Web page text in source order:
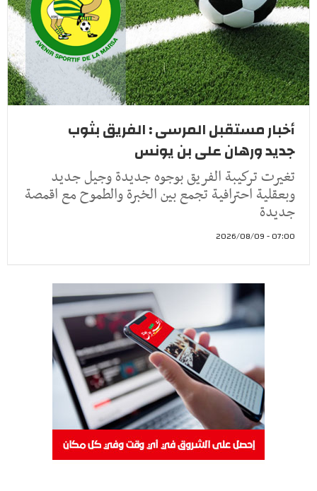
أخبار مستقبل المرسى : الفريق بثوب
جديد ورهان على بن يونس
تغيرت تركيبة الفريق بوجوه جديدة وجيل جديد
وبعقلية احترافية تجمع بين الخبرة والطموح مع اقمصة
جديدة
07:00 - 2026/08/09